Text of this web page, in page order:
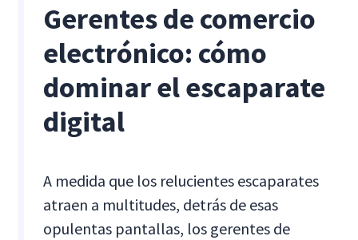
Gerentes de comercio
electrónico: cómo
dominar el escaparate
digital
A medida que los relucientes escaparates
atraen a multitudes, detrás de esas
opulentas pantallas, los gerentes de